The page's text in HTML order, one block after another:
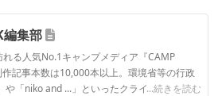
編集部
れる人気No.1キャンプメディア『CAMP
作記事本数は10,000本以上。環境省等の行政
や「niko and ...」といったクライアントとの
...続きを読む